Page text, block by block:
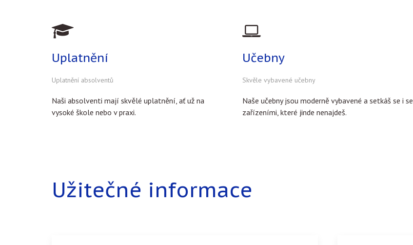
Uplatnění
Uplatnění absolventů
Naši absolventi mají skvělé uplatnění, ať už na
vysoké škole nebo v praxi.
Učebny
Skvěle vybavené učebny
Naše učebny jsou moderně vybavené a setkáš se i se
zařízeními, které jinde nenajdeš.
Užitečné informace